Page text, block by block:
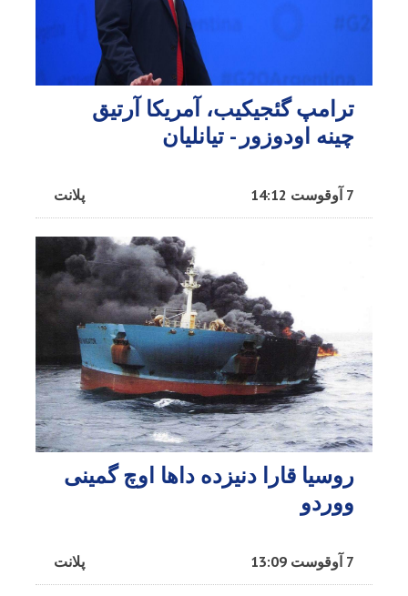
ترامپ گئجیکیب، آمریکا آرتیق
چینه اودوزور - تیانلیان
پلانت 7 آوقوست 14:12
روسیا قارا دنیزده داها اوچ گمینی
ووردو
پلانت 7 آوقوست 13:09